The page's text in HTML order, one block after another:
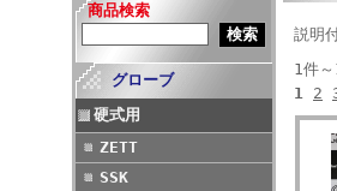
商品検索
グローブ
硬式用
ZETT
SSK
説明
1件
1 2